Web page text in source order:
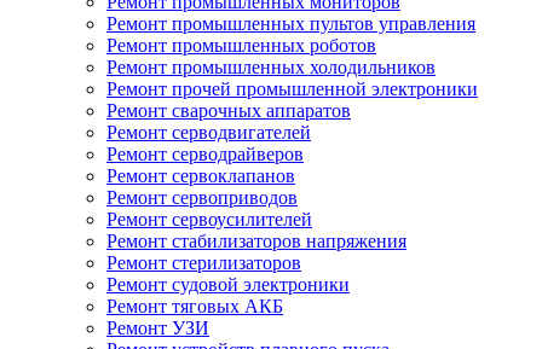
Ремонт промышленных пультов управления
Ремонт промышленных роботов
Ремонт промышленных холодильников
Ремонт прочей промышленной электроники
Ремонт сварочных аппаратов
Ремонт серводвигателей
Ремонт серводрайверов
Ремонт сервоклапанов
Ремонт сервоприводов
Ремонт сервоусилителей
Ремонт стабилизаторов напряжения
Ремонт стерилизаторов
Ремонт судовой электроники
Ремонт тяговых АКБ
Ремонт УЗИ